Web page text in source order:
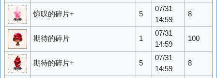
惊叹的碎片+ 5
07/31
14:59
8
期待的碎片 1
07/31
14:59
100
期待的碎片+ 5
07/31
14:59
8